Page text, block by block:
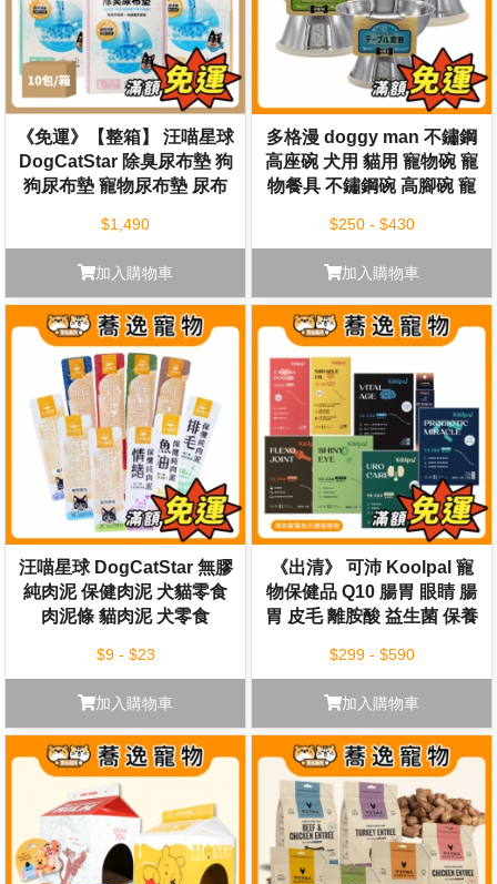
《免運》【整箱】 汪喵星球
DogCatStar 除臭尿布墊 狗
狗尿布墊 寵物尿布墊 尿布
$1,490
加入購物車
多格漫 doggy man 不鏽鋼
高座碗 犬用 貓用 寵物碗 寵
物餐具 不鏽鋼碗 高腳碗 寵
$250 - $430
加入購物車
汪喵星球 DogCatStar 無膠
純肉泥 保健肉泥 犬貓零食
肉泥條 貓肉泥 犬零食
$9 - $23
加入購物車
《出清》 可沛 Koolpal 寵
物保健品 Q10 腸胃 眼睛 腸
胃 皮毛 離胺酸 益生菌 保養
$299 - $590
加入購物車